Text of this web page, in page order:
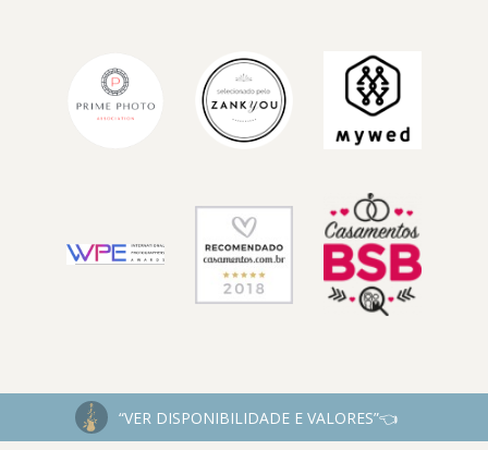
DESTAQUES
“VER DISPONIBILIDADE E VALORES”👈